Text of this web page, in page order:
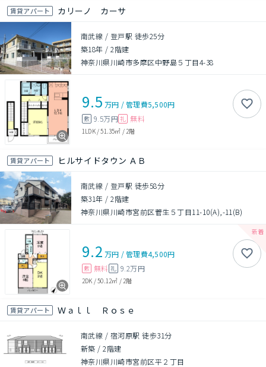
賃貸アパート カリーノ カーサ
南武線 / 登戸駅 徒歩25分
築18年 /2階建
神奈川県川崎市多摩区中野島５丁目4-38
9.5 万円 /管理費5,500円
敷 9.5万円 礼 無料
1LDK/51.35㎡ / 2階
賃貸アパート ヒルサイドタウン ＡＢ
南武線 / 登戸駅 徒歩58分
築31年 /2階建
神奈川県川崎市宮前区菅生５丁目11-10(A),-11(B)
9.2 万円 /管理費4,500円
敷 無料 礼 9.2万円
2DK /50.12㎡ / 2階
賃貸アパート Ｗａｌｌ Ｒｏｓｅ
南武線 / 宿河原駅 徒歩31分
新築 /2階建
神奈川県川崎市宮前区平２丁目